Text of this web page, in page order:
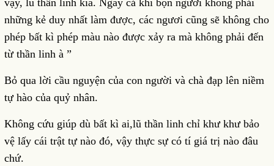
vậy, lũ thần linh kia. Ngay cả khi bọn ngươi không phải
những kẻ duy nhất làm được, các ngươi cũng sẽ không cho
phép bất kì phép màu nào được xảy ra mà không phải đến
từ thần linh à ”
Bỏ qua lời cầu nguyện của con người và chà đạp lên niềm
tự hào của quỷ nhân.
Không cứu giúp dù bất kì ai,lũ thần linh chỉ khư khư bảo
vệ lấy cái trật tự nào đó, vậy thực sự có tí giá trị nào đâu
chứ.